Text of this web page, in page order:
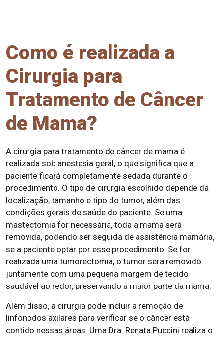
Como é realizada a
Cirurgia para
Tratamento de Câncer
de Mama?
A cirurgia para tratamento de câncer de mama é
realizada sob anestesia geral, o que significa que a
paciente ficará completamente sedada durante o
procedimento. O tipo de cirurgia escolhido depende da
localização, tamanho e tipo do tumor, além das
condições gerais de saúde do paciente. Se uma
mastectomia for necessária, toda a mama será
removida, podendo ser seguida de assistência mamária,
se a paciente optar por esse procedimento. Se for
realizada uma tumorectomia, o tumor será removido
juntamente com uma pequena margem de tecido
saudável ao redor, preservando a maior parte da mama.
Além disso, a cirurgia pode incluir a remoção de
linfonodos axilares para verificar se o câncer está
contido nessas áreas. Uma Dra. Renata Puccini realiza o